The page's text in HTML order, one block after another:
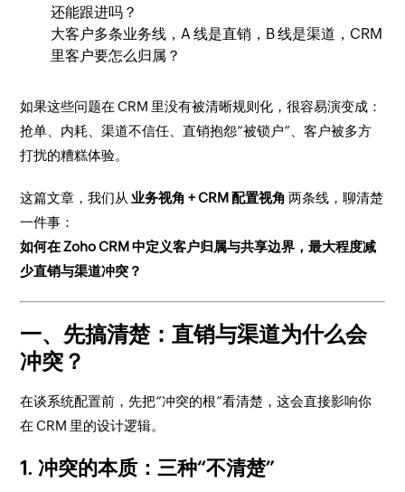
还能跟进吗？
大客户多条业务线，A 线是直销，B 线是渠道，CRM
里客户要怎么归属？
如果这些问题在 CRM 里没有被清晰规则化，很容易演变成：
抢单、内耗、渠道不信任、直销抱怨“被锁户”、客户被多方
打扰的糟糕体验。
这篇文章，我们从业务视角 + CRM 配置视角 两条线，聊清楚
一件事：
如何在 Zoho CRM 中定义客户归属与共享边界，最大程度减
少直销与渠道冲突？
一、先搞清楚：直销与渠道为什么会
冲突？
在谈系统配置前，先把“冲突的根”看清楚，这会直接影响你
在 CRM 里的设计逻辑。
1. 冲突的本质：三种“不清楚”